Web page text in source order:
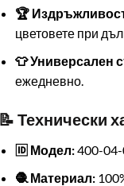
🏆
цветовете при
👕 Универсален
ежедневно.
📝 Технически
🆔 Модел:400-04-
🧶 Материал: